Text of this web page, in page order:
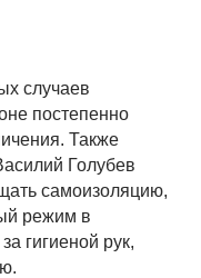
случаев
постепенно
Также
Голубев
самоизоляцию,
режим в
гигиеной рук,